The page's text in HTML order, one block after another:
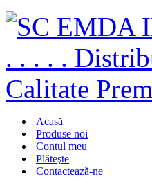
Acasă
Produse noi
Contul meu
Plăteşte
Contactează-ne